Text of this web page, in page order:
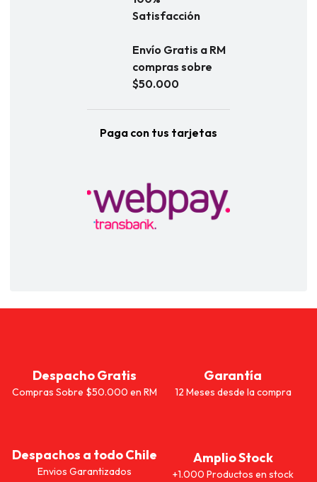
Satisfacción
Envío Gratis a RM
compras sobre
$50.000
Paga con tus tarjetas
Despacho Gratis
Compras Sobre $50.000 en RM
Garantía
12 Meses desde la compra
Despachos a todo Chile
Envios Garantizados
Amplio Stock
+1.000 Productos en stock